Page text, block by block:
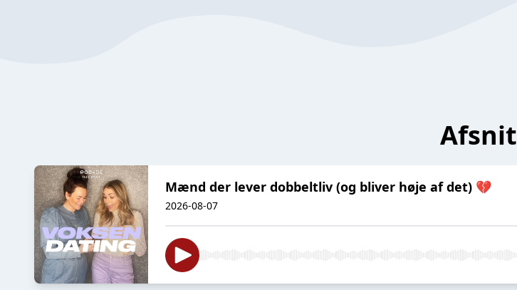
Afsnit
Mænd der lever dobbeltliv (og bliver høje af det) 💔
2026-08-07